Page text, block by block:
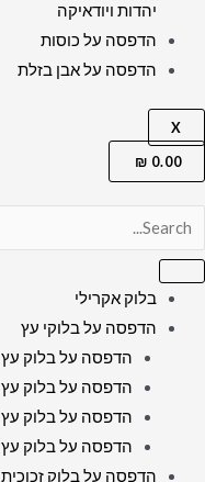
יהדות ויודאיקה
הדפסה על כוסות
הדפסה על אבן בזלת
X
0.00
₪
בלוק אקרילי
הדפסה על בלוקי עץ
הדפסה על בלוק עץ 10X10 ס"מ
הדפסה על בלוק עץ 10X15 ס"מ
הדפסה על בלוק עץ 15X15 ס"מ
הדפסה על בלוק עץ 15X20 ס”מ
הדפסה על בלוק זכוכית